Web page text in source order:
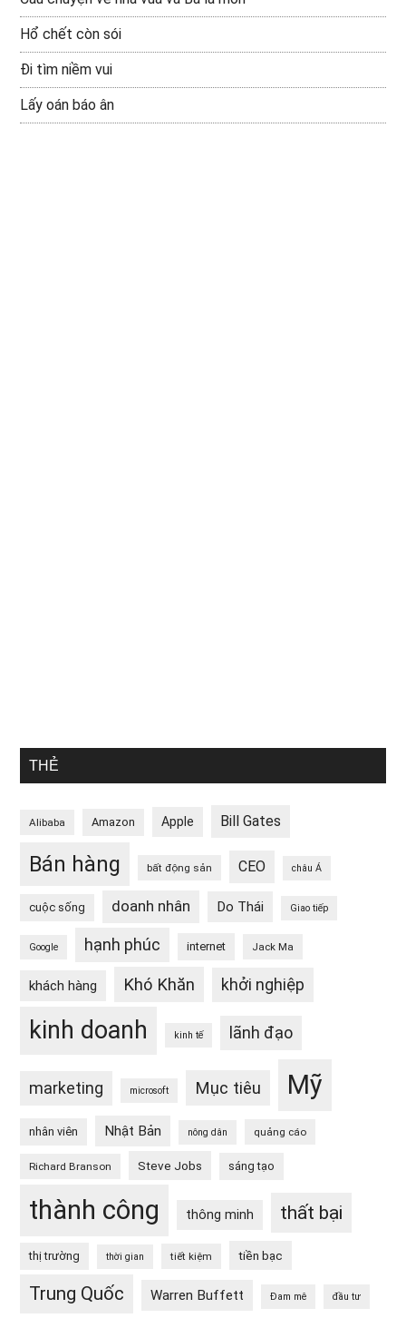
Hổ chết còn sói
Đi tìm niềm vui
Lấy oán báo ân
THẺ
Alibaba Amazon Apple Bill Gates
Bán hàng bất động sản CEO châu Á
cuộc sống doanh nhân Do Thái Giao tiếp
Google hạnh phúc internet Jack Ma
khách hàng Khó Khăn khởi nghiệp
kinh doanh kinh tế lãnh đạo
marketing microsoft Mục tiêu Mỹ
nhân viên Nhật Bản nông dân quảng cáo
Richard Branson Steve Jobs sáng tạo
thành công thông minh thất bại
thị trường thời gian tiết kiệm tiền bạc
Trung Quốc Warren Buffett Đam mê đầu tư